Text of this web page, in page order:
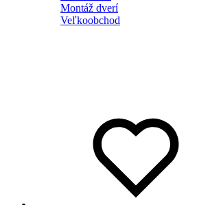
Montáž dverí
Veľkoobchod